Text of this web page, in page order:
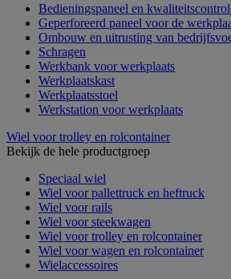
Bedieningspaneel en
Geperforeerd paneel voor de
Ombouw en uitrusting van
Schragen
Werkbank voor werkplaats
Werkplaatskast
Werkplaatsstoel
Werkstation voor werkplaats
Wiel voor trolley en rolcontainer
Bekijk de hele productgroep
Speciaal wiel
Wiel voor pallettruck en heftruck
Wiel voor rails
Wiel voor steekwagen
Wiel voor trolley en rolcontainer
Wiel voor wagen en rolcontainer
Wielaccessoires